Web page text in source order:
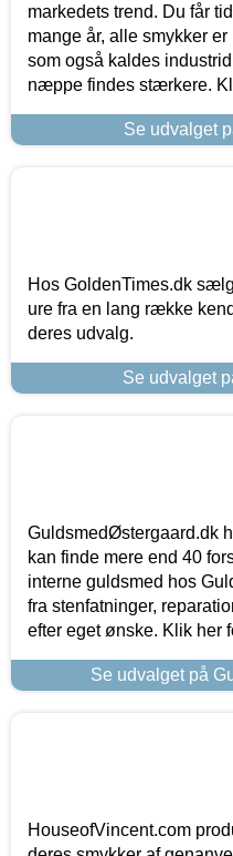
markedets trend. Du får
mange år, alle smykker
som også kaldes
næppe findes stærkere.
Se udvalget
Hos GoldenTimes.dk
ure fra en lang række
deres udvalg.
Se udvalget
GuldsmedØstergaard.dk
kan finde mere end 40
interne guldsmed hos
fra stenfatninger,
efter eget ønske. Klik her
Se udvalget på
HouseofVincent.com